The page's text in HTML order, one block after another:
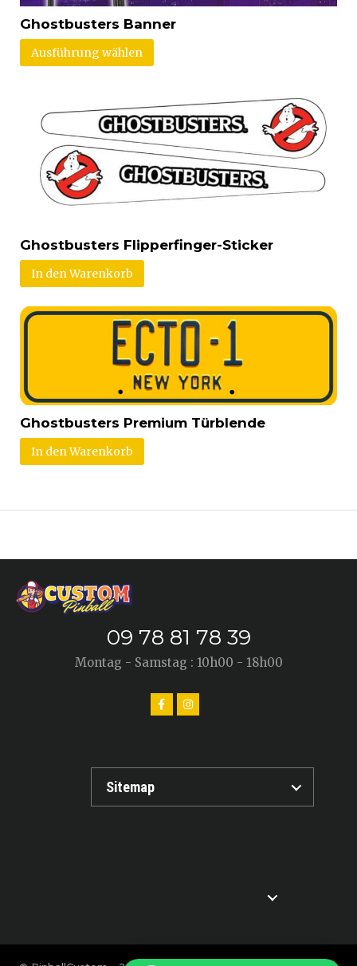
Ghostbusters Banner
Ausführung wählen
Ghostbusters Flipperfinger-Sticker
In den Warenkorb
Ghostbusters Premium Türblende
In den Warenkorb
09 78 81 78 39
Montag - Samstag : 10h00 - 18h00
Sitemap